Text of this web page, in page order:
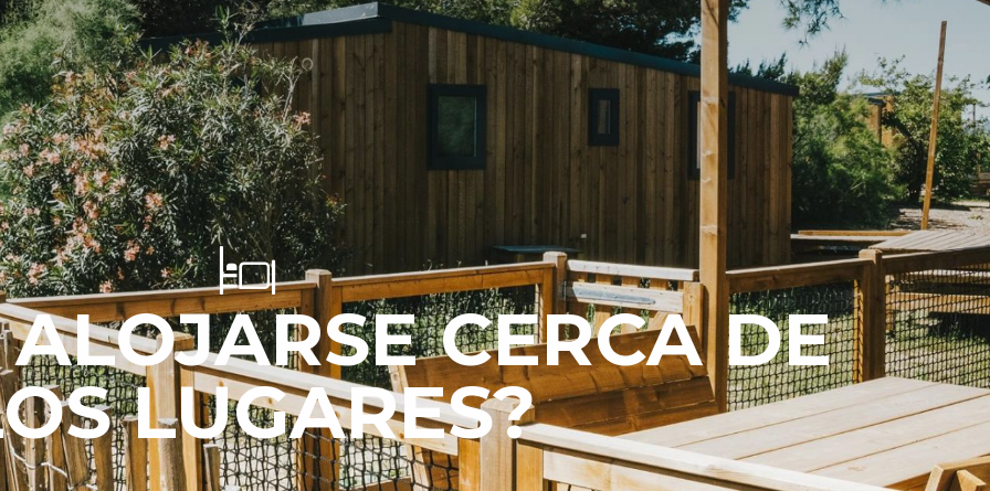
CERCA DE
LUGARES?